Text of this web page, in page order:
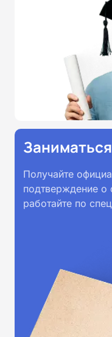
Получайте
подтверждение о
работайте по